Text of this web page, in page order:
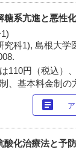
系亢進と悪性
科1), 島根大
110円（税込）
、基本料金制の
article
酸化治療法と予